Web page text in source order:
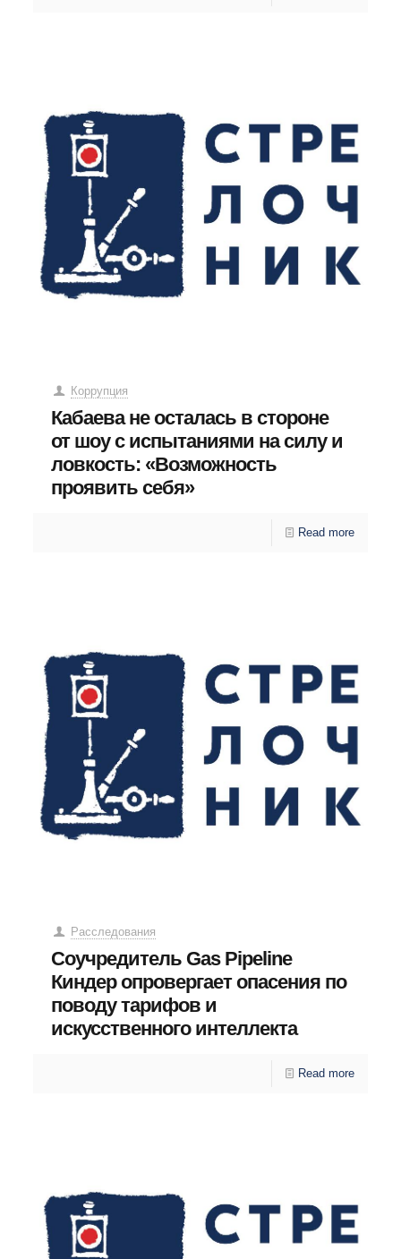
Коррупция
Кабаева не осталась в стороне
от шоу с испытаниями на силу и
ловкость: «Возможность
проявить себя»
Read more
Расследования
Соучредитель Gas Pipeline
Киндер опровергает опасения по
поводу тарифов и
искусственного интеллекта
Read more